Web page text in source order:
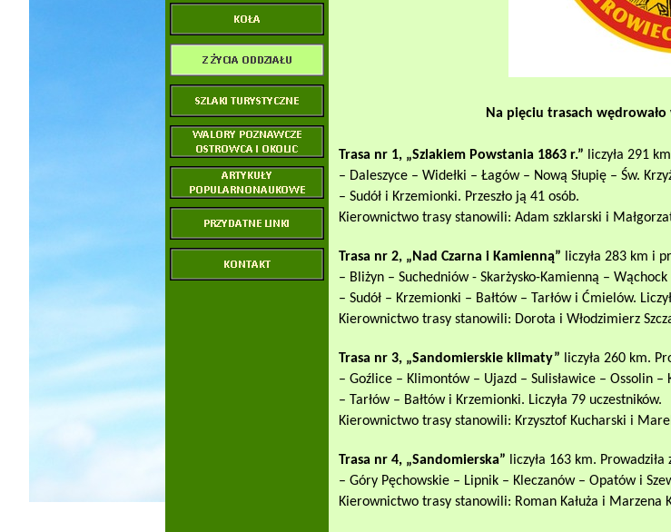
Na pięciu trasach
Trasa nr 1, „Szlakiem Powstania 1863 r.”
liczyła 291
– Daleszyce – Widełki – Łagów – Nową Słupię – Św.
– Sudół i Krzemionki. Przeszło ją 41 osób.
Kierownictwo trasy stanowili: Adam szklarski i
Trasa nr 2, „Nad Czarna i Kamienną” liczyła 283 km i
– Bliżyn – Suchedniów - Skarżysko-Kamienną –
– Sudół – Krzemionki – Bałtów – Tarłów i Ćmielów.
Kierownictwo trasy stanowili: Dorota i Włodzimierz
Trasa nr 3, „Sandomierskie klimaty” liczyła 260 km.
– Goźlice – Klimontów – Ujazd – Sulisławice – Ossolin
– Tarłów – Bałtów i Krzemionki. Liczyła 79 uczestników.
Kierownictwo trasy stanowili: Krzysztof Kucharski i
Trasa nr 4, „Sandomierska” liczyła 163 km.
– Góry Pęchowskie – Lipnik – Kleczanów – Opatów i
Kierownictwo trasy stanowili: Roman Kałuża i Marzena